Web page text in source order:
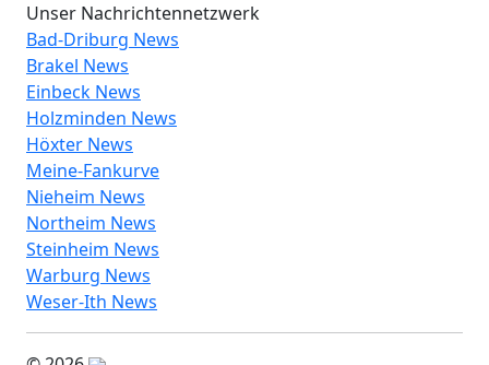
Unser Nachrichtennetzwerk
Bad-Driburg News
Brakel News
Einbeck News
Holzminden News
Höxter News
Meine-Fankurve
Nieheim News
Northeim News
Steinheim News
Warburg News
Weser-Ith News